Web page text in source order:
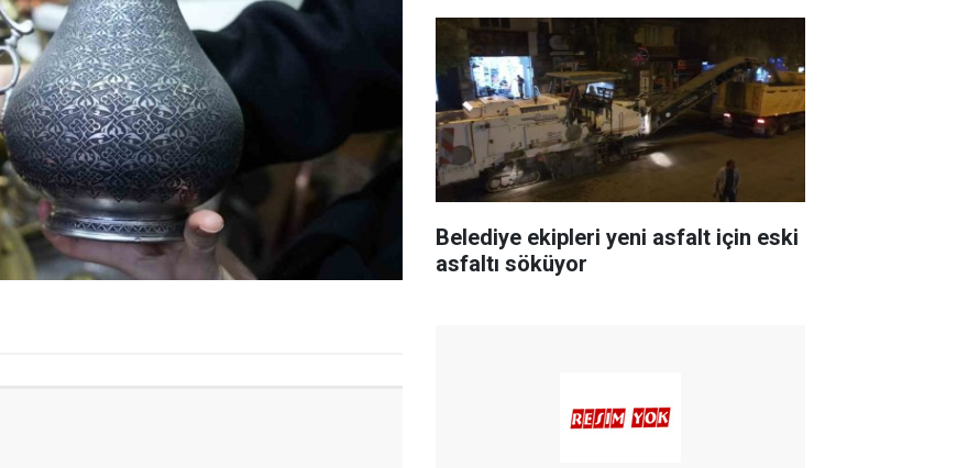
Belediye ekipleri yeni asfalt için eski
asfaltı söküyor